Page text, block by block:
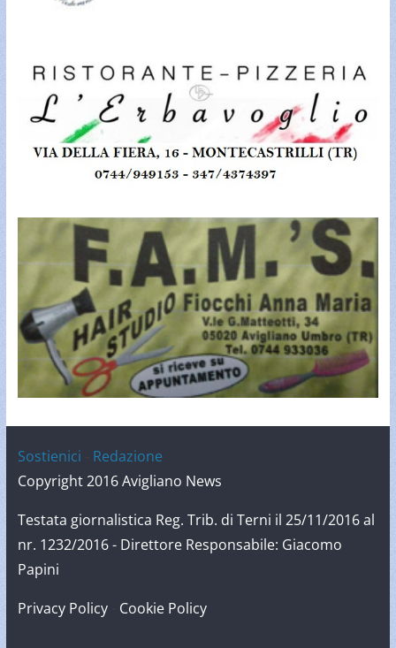
Sostienici
Redazione
Copyright 2016 Avigliano News
Testata giornalistica Reg. Trib. di Terni il 25/11/2016 al
nr. 1232/2016 - Direttore Responsabile: Giacomo
Papini
Privacy Policy- Cookie Policy